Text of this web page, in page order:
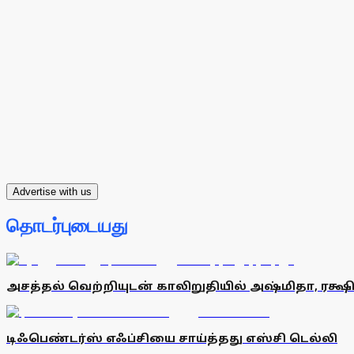
Advertise with us
தொடர்புடையது
அசத்தல் வெற்றியுடன் காலிறுதியில் அஷ்மிதா,
டிஃபெண்டர்ஸ் எஃப்சியை சாய்த்தது எஸ்சி டெல்லி